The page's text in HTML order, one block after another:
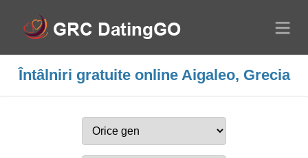
Întâlniri gratuite online Aigaleo, Grecia